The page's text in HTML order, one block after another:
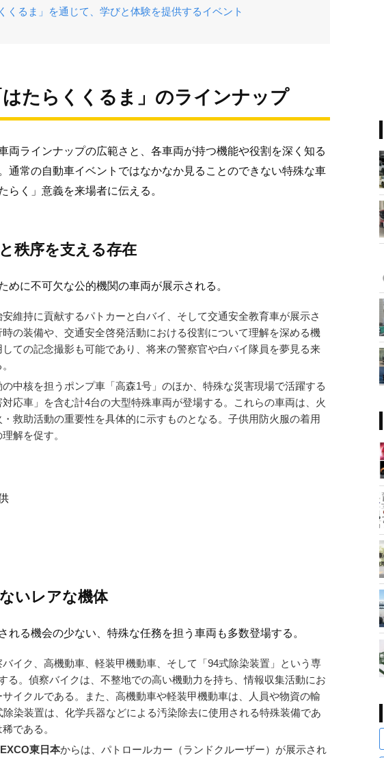
くるま」を通じて、学びと体験を提供するイベント
たらくくるま」のラインナップ
両ラインナップの広範さと、各車両が持つ機能や役割を深く知る
通常の自動車イベントではなかなか見ることのできない特殊な車
らく」意義を来場者に伝える。
秩序を支える存在
めに不可欠な公的機関の車両が展示される。
維持に貢献するパトカーと白バイ、そして交通安全教育車が展示さ
の装備や、交通安全啓発活動における役割について理解を深める機
ての記念撮影も可能であり、将来の警察官や白バイ隊員を夢見る来
中核を担うポンプ車「高森1号」のほか、特殊な災害現場で活躍する
対応車」を含む計4台の大型特殊車両が登場する。これらの車両は、火
救助活動の重要性を具体的に示すものとなる。子供用防火服の着用
解を促す。
いレアな機体
れる機会の少ない、特殊な任務を担う車両も多数登場する。
バイク、高機動車、軽装甲機動車、そして「94式除染装置」という専
る。偵察バイクは、不整地での高い機動力を持ち、情報収集活動にお
イクルである。また、高機動車や軽装甲機動車は、人員や物資の輸
染装置は、化学兵器などによる汚染除去に使用される特殊装備であ
である。
東日本からは、パトロールカー（ランドクルーザー）が展示され